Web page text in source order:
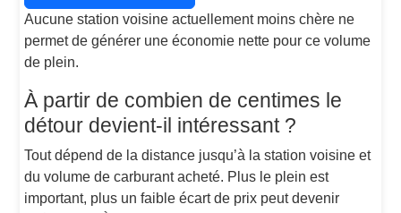
Aucune station voisine actuellement moins chère ne
permet de générer une économie nette pour ce volume
de plein.
À partir de combien de centimes le
détour devient-il intéressant ?
Tout dépend de la distance jusqu’à la station voisine et
du volume de carburant acheté. Plus le plein est
important, plus un faible écart de prix peut devenir